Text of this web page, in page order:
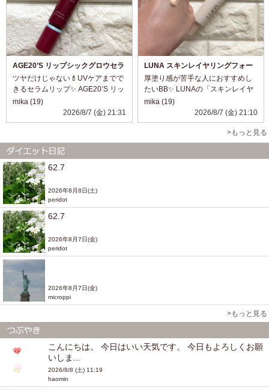
AGE20’S リップシックグロウセラ
ム 09 Rouge Brick
ツヤだけじゃない💄UVケアまでで
きるセラムリップ✨ AGE20’S リッ
プシックグロウセラム 09 Rouge
Brickを使ってみました❤️ これ、見
た目はツヤ感たっぷりのリップな
mika (19)
2026/8/7 (金) 21:31
LUNA スキンレイヤリングフォー
ミュラBB
厚塗り感が苦手な人におすすめし
たいBB✨ LUNAの「スキンレイヤ
リングフォーミュラBB」を使って
みました💕 テクスチャーは、まる
で保湿クリームみたいにしっとり
なめらか。するする伸びて肌にな
じ...
mika (19)
2026/8/7 (金) 21:10
>もっと見る
62.7
2026年8月8日(土)
peridot
62.7
2026年8月7日(金)
peridot
2026年8月7日(金)
microppi
>もっと見る
こんにちは。 今日はいい天気です。 今日もよろしくお願
いしま...
2026/8/8 (土) 11:19
haomin